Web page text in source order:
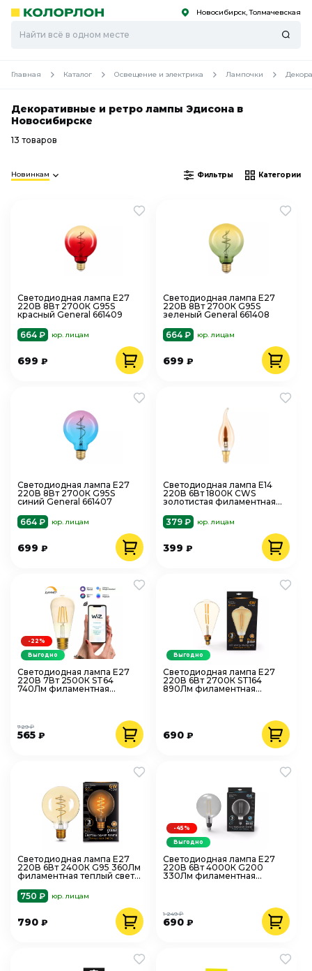
Скоро
Скоро Новосибирск, Толмачевская
Главная Каталог Освещение и электрика Лампочки
Декоративные и ретро лампы Эдисона в
Новосибирске
13 товаров
Новинкам Фильтры Категории
Светодиодная лампа Е27
220В 8Вт 2700К G95S
красный General 661409
664 ₽
юр. лицам
699 ₽
Светодиодная лампа Е27
220В 8Вт 2700К G95S
зеленый General 661408
664 ₽
юр. лицам
699₽
Светодиодная лампа Е27
220В 8Вт 2700К G95S
синий General 661407
664 ₽
юр. лицам
699 ₽
Светодиодная лампа Е14
220В 6Вт 1800К CWS
золотистая филаментная
379 ₽
юр. лицам
399₽
Светодиодная лампа Е27
220В 7Вт 2500К ST64
740Лм филаментная
565 ₽
729 ₽
-22%
Выгодно
Светодиодная лампа Е27
220В 6Вт 2700К ST164
890Лм филаментная
690₽
Выгодно
Светодиодная лампа Е27
220В 6Вт 2400К G95 360Лм
филаментная теплый свет
750 ₽
юр. лицам
790 ₽
Светодиодная лампа Е27
220В 6Вт 4000К G200
330Лм филаментная
690₽
1 249 ₽
-45%
Выгодно